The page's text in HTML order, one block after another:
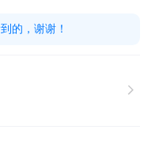
”看的信息，谢谢
的，谢谢！